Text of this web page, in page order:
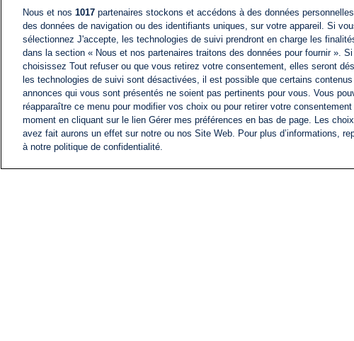
Nous et nos 1017 partenaires stockons et accédons à des données
des données de navigation ou des identifiants uniques, sur votre appareil. Si
sélectionnez J'accepte, les technologies de suivi prendront en charge les
dans la section « Nous et nos partenaires traitons des données pour fournir ».
choisissez Tout refuser ou que vous retirez votre consentement, elles seront
les technologies de suivi sont désactivées, il est possible que certains
annonces qui vous sont présentés ne soient pas pertinents pour vous. Vous
réapparaître ce menu pour modifier vos choix ou pour retirer votre
moment en cliquant sur le lien Gérer mes préférences en bas de page. Les
avez fait aurons un effet sur notre ou nos Site Web. Pour plus d’informations,
à notre politique de confidentialité.